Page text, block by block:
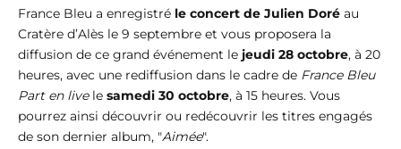
France Bleu a enregistré le concert de Julien Doré au
Cratère d’Alès le 9 septembre et vous proposera la
diffusion de ce grand événement le jeudi 28 octobre, à 20
heures, avec une rediffusion dans le cadre de France Bleu
Part en livele samedi 30 octobre, à 15 heures. Vous
pourrez ainsi découvrir ou redécouvrir les titres engagés
de son dernier album, "Aimée".